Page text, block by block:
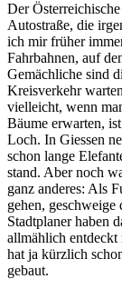
Der
Autostraße, die
ich mir früher
Fahrbahnen, auf
Gemächliche sind
Kreisverkehr
vielleicht, wenn
Bäume erwarten,
Loch. In Giessen
schon lange
stand. Aber noch
ganz anderes: Als
gehen,
Stadtplaner haben
allmählich entdeckt
hat ja kürzlich
gebaut.